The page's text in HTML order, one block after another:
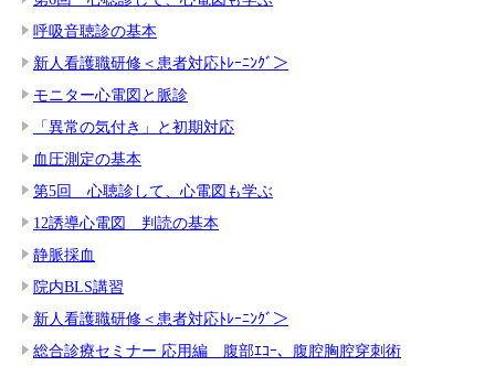
呼吸音聴診の基本
新人看護職研修＜患者対応ﾄﾚｰﾆﾝｸﾞ＞
モニター心電図と脈診
「異常の気付き」と初期対応
血圧測定の基本
第5回 心聴診して、心電図も学ぶ
12誘導心電図 判読の基本
静脈採血
院内BLS講習
新人看護職研修＜患者対応ﾄﾚｰﾆﾝｸﾞ＞
総合診療セミナー 応用編 腹部ｴｺｰ、腹腔胸腔穿刺術